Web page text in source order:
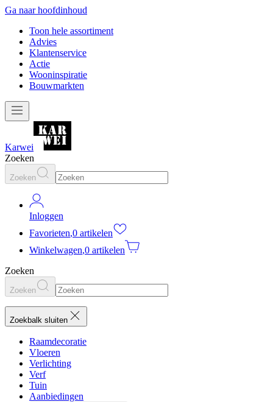
Ga naar hoofdinhoud
Toon hele assortiment
Advies
Klantenservice
Actie
Wooninspiratie
Bouwmarkten
Karwei
Zoeken
Zoeken
Inloggen
Favorieten,0 artikelen
Winkelwagen,0 artikelen
Zoeken
Zoeken
Zoekbalk sluiten
Raamdecoratie
Vloeren
Verlichting
Verf
Tuin
Aanbiedingen